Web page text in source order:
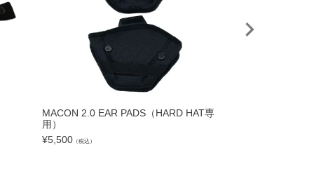
MACON 2.0 EAR PADS（HARD HAT専
用）
¥5,500 （税込）